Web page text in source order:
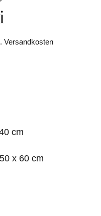
Versandkosten
cm
x 60 cm